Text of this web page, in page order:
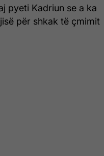
pyeti Kadriun se a ka
për shkak të çmimit